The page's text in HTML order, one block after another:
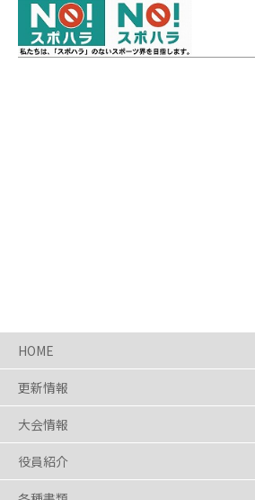
HOME
更新情報
大会情報
役員紹介